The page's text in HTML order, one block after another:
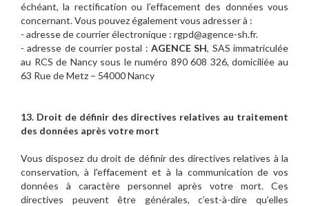
échéant, la rectification ou l’effacement des données vous
concernant. Vous pouvez également vous adresser à :
- adresse de courrier électronique : rgpd@agence-sh.fr.
- adresse de courrier postal : AGENCE SH, SAS immatriculée
au RCS de Nancy sous le numéro 890 608 326, domiciliée au
63 Rue de Metz – 54000 Nancy
13. Droit de définir des directives relatives au traitement
des données après votre mort
Vous disposez du droit de définir des directives relatives à la
conservation, à l'effacement et à la communication de vos
données à caractère personnel après votre mort. Ces
directives peuvent être générales, c’est-à-dire qu’elles